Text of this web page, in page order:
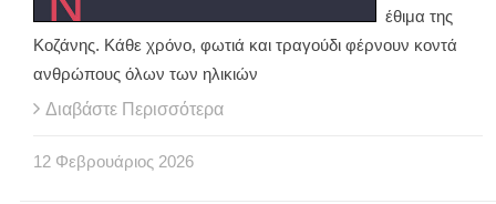
έθιμα της
Κοζάνης. Κάθε χρόνο, φωτιά και τραγούδι φέρνουν κοντά
ανθρώπους όλων των ηλικιών
Διαβάστε Περισσότερα
12 Φεβρουάριος 2026